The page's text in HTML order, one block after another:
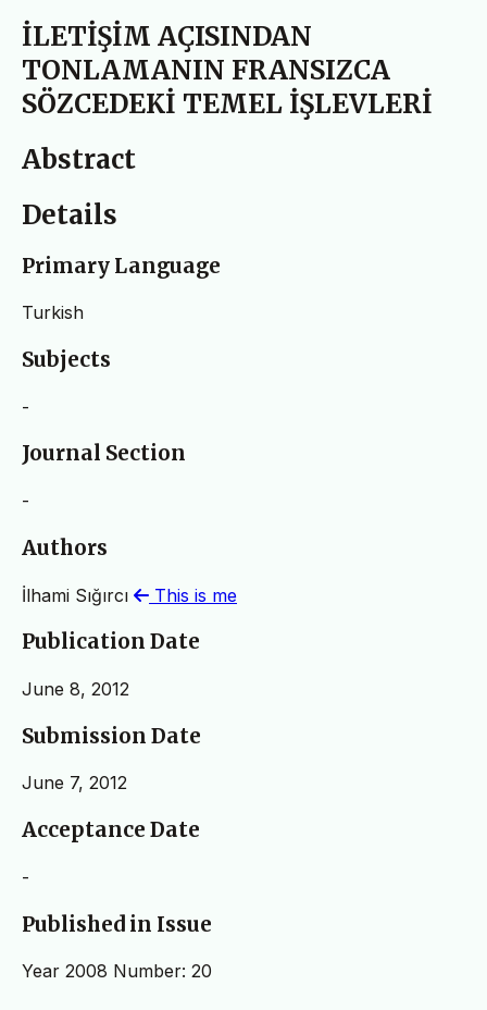
İLETİŞİM AÇISINDAN
TONLAMANIN FRANSIZCA
SÖZCEDEKİ TEMEL İŞLEVLERİ
Abstract
Details
Primary Language
Turkish
Subjects
-
Journal Section
-
Authors
İlhami Sığırcı This is me
Publication Date
June 8, 2012
Submission Date
June 7, 2012
Acceptance Date
-
Published in Issue
Year 2008 Number: 20